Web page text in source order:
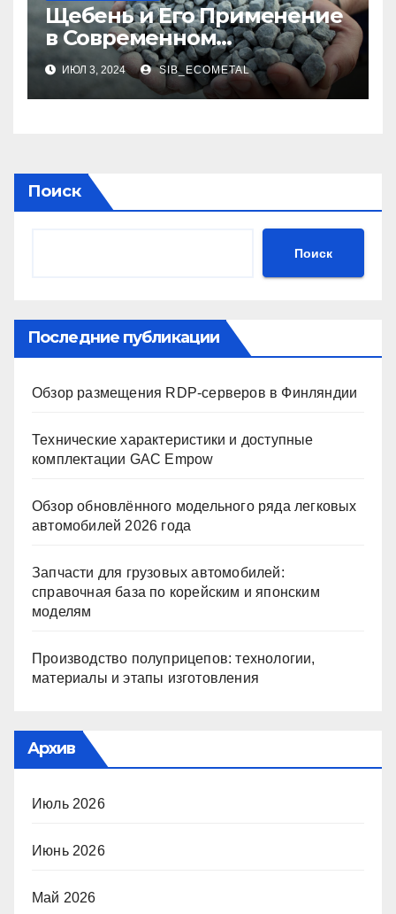
Щебень и Его Применение
в Современном
Строительстве
ИЮЛ 3, 2024 SIB_ECOMETAL
Поиск
Поиск
Последние публикации
Обзор размещения RDP-серверов в Финляндии
Технические характеристики и доступные
комплектации GAC Empow
Обзор обновлённого модельного ряда легковых
автомобилей 2026 года
Запчасти для грузовых автомобилей:
справочная база по корейским и японским
моделям
Производство полуприцепов: технологии,
материалы и этапы изготовления
Архив
Июль 2026
Июнь 2026
Май 2026